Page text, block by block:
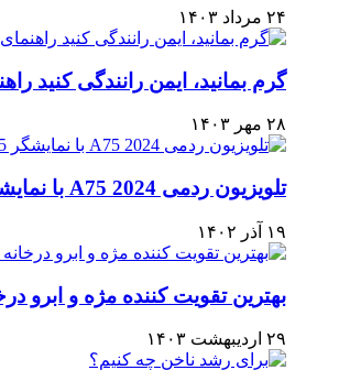
۲۴ مرداد ۱۴۰۳
گرم بمانید، ایمن رانندگی
۲۸ مهر ۱۴۰۳
تلویزیون ردمی A75 2024 با نمایشگر 75 اینچی 120 هرتزی معرفی شد
۱۹ آذر ۱۴۰۲
بهترین تقویت کننده مژه و ابرو
۲۹ اردیبهشت ۱۴۰۳